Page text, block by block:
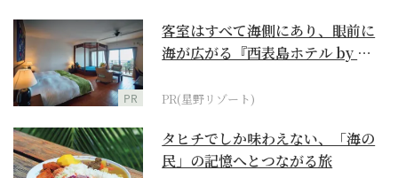
PR
客室はすべて海側にあり、眼前に
海が広がる『西表島ホテル by 星
PR(星野リゾート)
タヒチでしか味わえない、「海の
民」の記憶へとつながる旅